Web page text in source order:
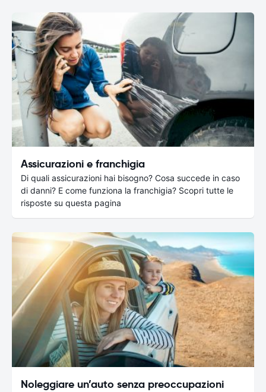
Assicurazioni e franchigia
Di quali assicurazioni hai bisogno? Cosa succede in caso
di danni? E come funziona la franchigia? Scopri tutte le
risposte su questa pagina
Noleggiare un’auto senza preoccupazioni